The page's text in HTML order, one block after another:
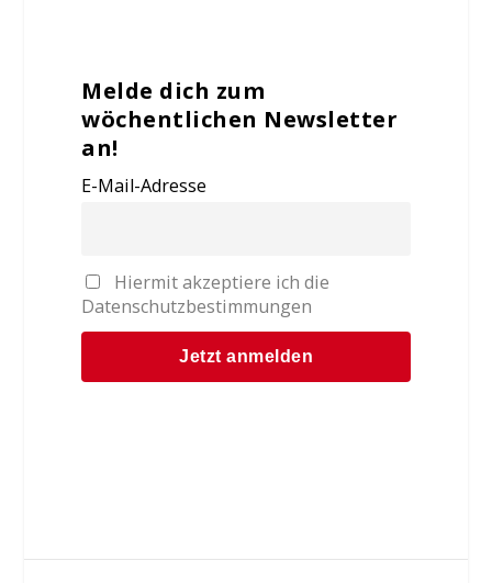
Melde dich zum
wöchentlichen Newsletter
an!
E-Mail-Adresse
Hiermit akzeptiere ich die
Datenschutzbestimmungen